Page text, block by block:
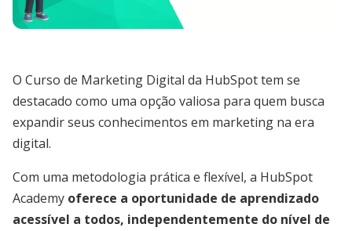
O Curso de Marketing Digital da HubSpot tem se
destacado como uma opção valiosa para quem busca
expandir seus conhecimentos em marketing na era
digital.
Com uma metodologia prática e flexível, a HubSpot
Academy oferece a oportunidade de aprendizado
acessível a todos, independentemente do nível de